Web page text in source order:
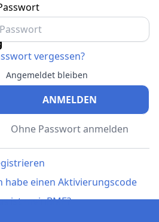
vergessen?
Angemeldet bleiben
ANMELDEN
Ohne Passwort anmelden
habe einen Aktivierungscode
ist meinBME?